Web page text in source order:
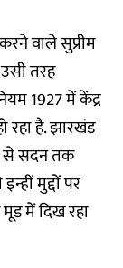
वाले सुप्रीम
तरह
1927 में केंद्र
रहा है. झारखंड
से सदन तक
मुद्दों पर
मूड में दिख रहा